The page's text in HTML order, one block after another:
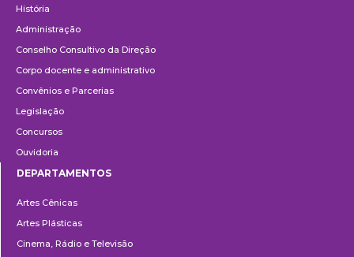
História
Administração
Conselho Consultivo da Direção
Corpo docente e administrativo
Convênios e Parcerias
Legislação
Concursos
Ouvidoria
DEPARTAMENTOS
Artes Cênicas
Artes Plásticas
Cinema, Rádio e Televisão